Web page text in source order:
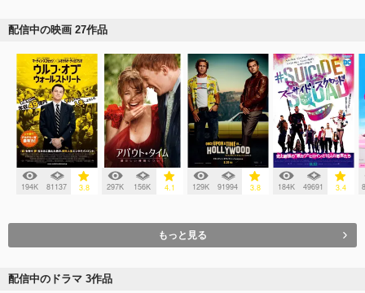
配信中の映画 27作品
194K 81137 3.8 297K 156K 4.1 129K 91994 3.8 184K 49691 3.4
もっと見る
配信中のドラマ 3作品